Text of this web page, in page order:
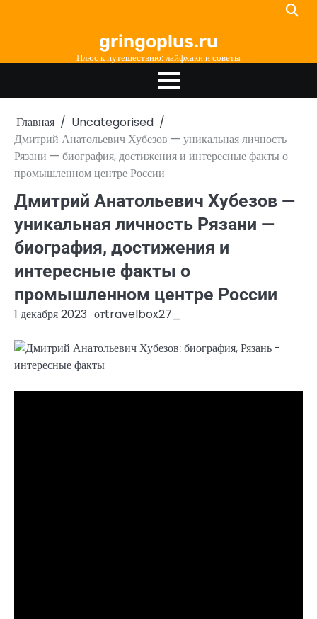
gringoplus.ru
Плюс к путешествию: лайфхаки и советы
Главная
Uncategorised
Дмитрий Анатольевич Хубезов — уникальная личность
Рязани — биография, достижения и интересные факты о
промышленном центре России
Дмитрий Анатольевич Хубезов —
уникальная личность Рязани —
биография, достижения и
интересные факты о
промышленном центре России
1 декабря 2023 отtravelbox27_